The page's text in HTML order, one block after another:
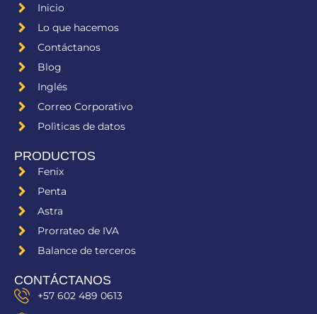
Inicio
Lo que hacemos
Contáctanos
Blog
Inglés
Correo Corporativo
Polìticas de datos
PRODUCTOS
Fenix
Penta
Astra
Prorrateo de IVA
Balance de terceros
CONTÁCTANOS
+57 602 489 0613